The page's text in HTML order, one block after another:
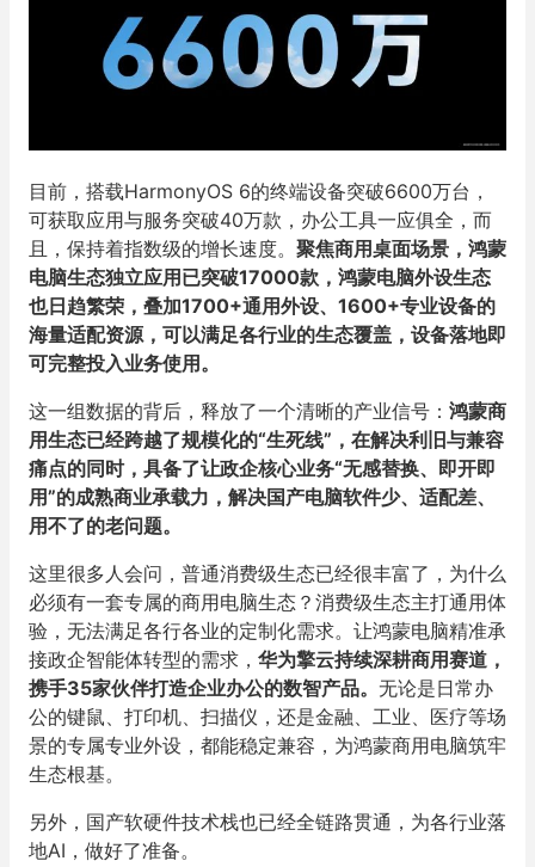
目前，搭载HarmonyOS 6的终端设备突破6600万台，
可获取应用与服务突破40万款，办公工具一应俱全，而
且，保持着指数级的增长速度。 聚焦商用桌面场景，鸿蒙
电脑生态独立应用已突破17000款，鸿蒙电脑外设生态
也日趋繁荣，叠加1700+通用外设、1600+专业设备的
海量适配资源，可以满足各行业的生态覆盖，设备落地即
可完整投入业务使用。
这一组数据的背后，释放了一个清晰的产业信号： 鸿蒙商
用生态已经跨越了规模化的“生死线”，在解决利旧与兼容
痛点的同时，具备了让政企核心业务“无感替换、即开即
用”的成熟商业承载力，解决国产电脑软件少、适配差、
用不了的老问题。
这里很多人会问，普通消费级生态已经很丰富了，为什么
必须有一套专属的商用电脑生态？消费级生态主打通用体
验，无法满足各行各业的定制化需求。让鸿蒙电脑精准承
接政企智能体转型的需求， 华为擎云持续深耕商用赛道，
携手35家伙伴打造企业办公的数智产品。 无论是日常办
公的键鼠、打印机、扫描仪，还是金融、工业、医疗等场
景的专属专业外设，都能稳定兼容，为鸿蒙商用电脑筑牢
生态根基。
另外，国产软硬件技术栈也已经全链路贯通，为各行业落
地AI，做好了准备。